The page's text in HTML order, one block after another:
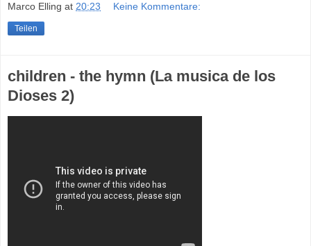
Marco Elling at 20:23 Keine Kommentare:
Teilen
children - the hymn (La musica de los
Dioses 2)